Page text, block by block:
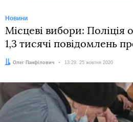
Новини
Місцеві вибори:
1,3 тисячі повідомлень
Автор:
Олег Панфілович Дата:
13:29, 25 жовтня 2020